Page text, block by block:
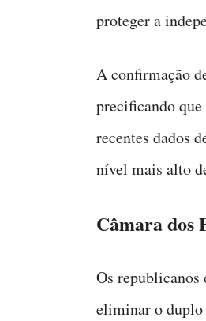
proteger a
A confirmação
precificando que
recentes dados
nível mais alto
Câmara dos
Os republicanos
eliminar o duplo